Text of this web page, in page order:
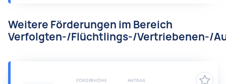
Weitere Förderungen im Bereich
Verfolgten-/Flüchtlings-/Vertriebenen-/
FÖRDERHÖHE ANTRAG